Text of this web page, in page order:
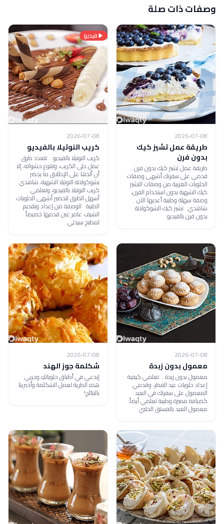
وصفات ذات صلة
2026-07-08
طريقة عمل تشيز كيك
بدون فرن
طريقة عمل تشيز كيك بدون فرن ..
قدمي على سفرتك أشهى وصفات
الحلويات الغربية من وصفات التشيز
كيك الشهية بدون استخدام الفرن،
وصفة سهلة وطيبة أعديها الآن
شاهدي: تشيز كيك الشوكولاتة
بدون فرن بالفيديو
فيديو
2026-07-08
كريب النوتيلا بالفيديو
كريب النوتيلا بالفيديو .. تتعدد طرق
عمل حلى الكريب، وتتنوع حشواته، إلا
أن ألذها على الإطلاق ما يحضر
بشوكولاتة النوتيلا الشهية، شاهدي
كريب النوتيلا بالفيديو، وتعلمي
أسهل الطرق لتحضير أشهى الحلويات
الطيبة الوصفة من إعداد وتقديم
الشيف عامر غبن قدمها خصيصاً
لمطبخ سيدتي
2026-07-08
معمول بدون زبدة
معمول بدون زبدة .. تعلمي كيفية
إعداد حلويات عيد الفطر، وقدمي
المعمول على سفرتك في العيد
كضيافة مميزة وطيبة تعلمي أيضاً:
معمول العيد بالفستق الحلبي
2026-07-08
شكلمة جوز الهند
إبدعي في أطباق حلوياتكِ وجربي
هذه الطرية لعمل الشكلمة وأخبرينا
بالنتائج!